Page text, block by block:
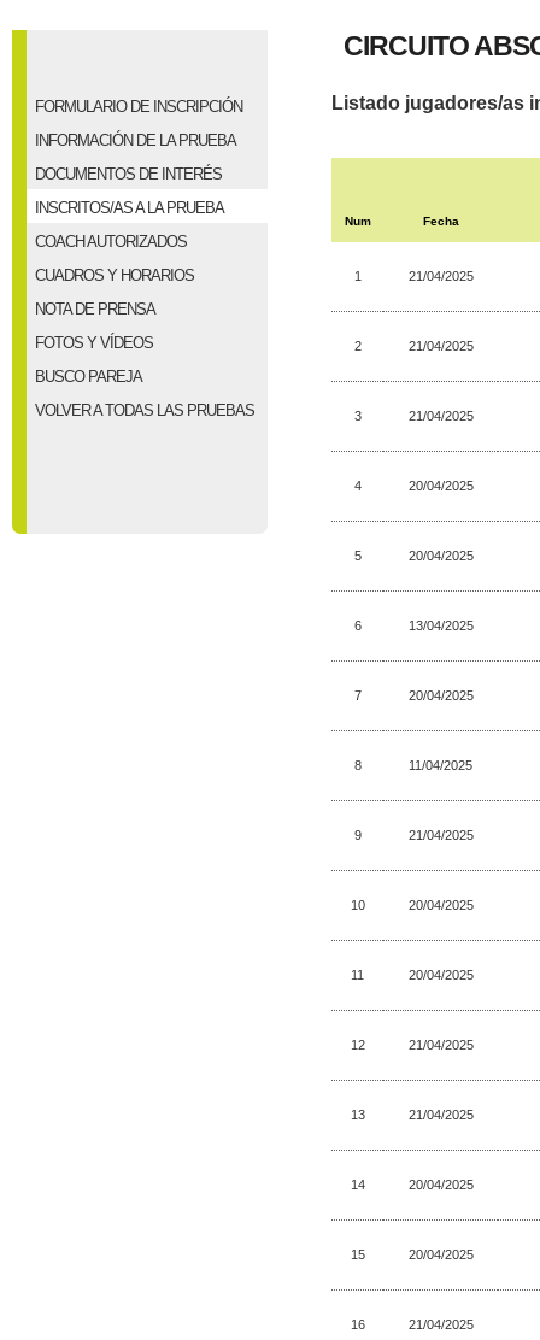
FORMULARIO DE INSCRIPCIÓN
INFORMACIÓN DE LA PRUEBA
DOCUMENTOS DE INTERÉS
INSCRITOS/AS A LA PRUEBA
COACH AUTORIZADOS
CUADROS Y HORARIOS
NOTA DE PRENSA
FOTOS Y VÍDEOS
BUSCO PAREJA
VOLVER A TODAS LAS PRUEBAS
CIRCUITO
Listado jugadores/as
Num Fecha
1 21/04/2025
2 21/04/2025
3 21/04/2025
4 20/04/2025
5 20/04/2025
6 13/04/2025
7 20/04/2025
8 11/04/2025
9 21/04/2025
10 20/04/2025
11 20/04/2025
12 21/04/2025
13 21/04/2025
14 20/04/2025
15 20/04/2025
16 21/04/2025